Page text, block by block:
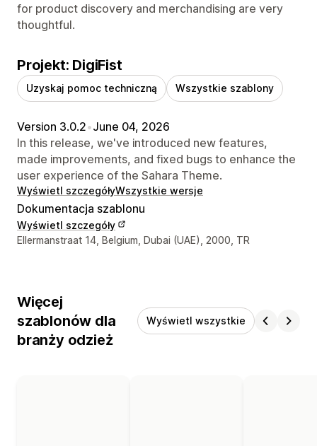
for product discovery and merchandising are very
thoughtful.
Projekt: DigiFist
Uzyskaj pomoc techniczną Wszystkie szablony
Version 3.0.2•June 04, 2026
In this release, we've introduced new features,
made improvements, and fixed bugs to enhance the
user experience of the Sahara Theme.
Wyświetl szczegółyWszystkie wersje
Dokumentacja szablonu
Wyświetl szczegóły
Dane kontaktowe projektanta
Ellermanstraat 14, Belgium, Dubai (UAE), 2000, TR
Więcej
szablonów dla
branży odzież
Wyświetl wszystkie